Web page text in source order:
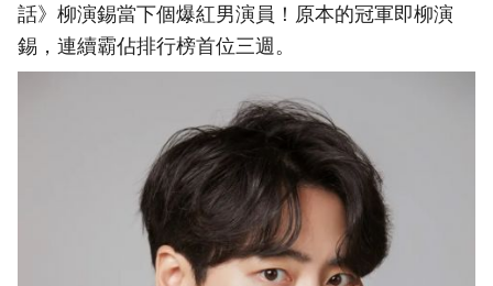
話》柳演錫當下個爆紅男演員！原本的冠軍即柳演
錫，連續霸佔排行榜首位三週。